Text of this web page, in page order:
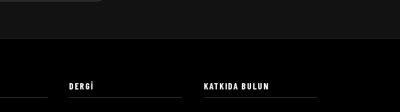
DERGI KATKIDA BULUN